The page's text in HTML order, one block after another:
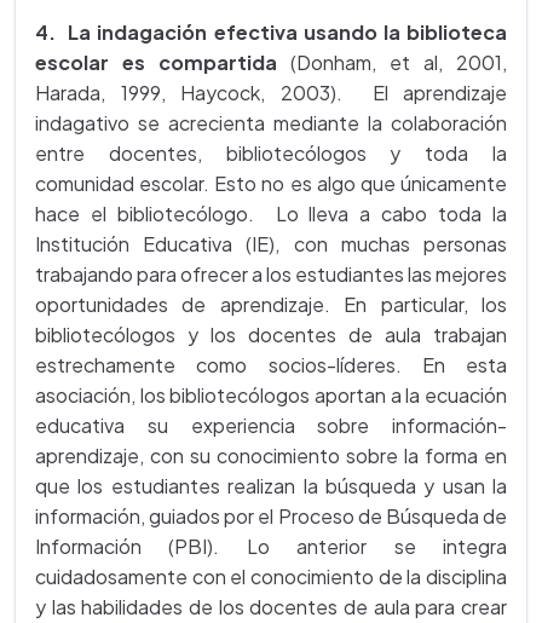
4. La indagación efectiva usando la biblioteca
escolar es compartida (Donham, et al, 2001,
Harada, 1999, Haycock, 2003). El aprendizaje
indagativo se acrecienta mediante la colaboración
entre docentes, bibliotecólogos y toda la
comunidad escolar. Esto no es algo que únicamente
hace el bibliotecólogo. Lo lleva a cabo toda la
Institución Educativa (IE), con muchas personas
trabajando para ofrecer a los estudiantes las mejores
oportunidades de aprendizaje. En particular, los
bibliotecólogos y los docentes de aula trabajan
estrechamente como socios-líderes. En esta
asociación, los bibliotecólogos aportan a la ecuación
educativa su experiencia sobre información-
aprendizaje, con su conocimiento sobre la forma en
que los estudiantes realizan la búsqueda y usan la
información, guiados por el Proceso de Búsqueda de
Información (PBI). Lo anterior se integra
cuidadosamente con el conocimiento de la disciplina
y las habilidades de los docentes de aula para crear